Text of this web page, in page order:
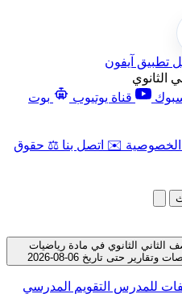
تطبيق آيفون
الثانوي
قناة يوتيوب
بوت
✉️ اتصل بنا ⚖️ حقوق
الثانوي في مادة رياضيات
حتى تاريخ 06-08-2026
للمدرس التقويم المدرسي